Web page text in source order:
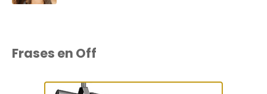
Frases en Off